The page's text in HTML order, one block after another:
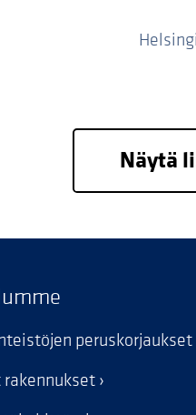
Näytä
peruskorjaukset
rakennukset